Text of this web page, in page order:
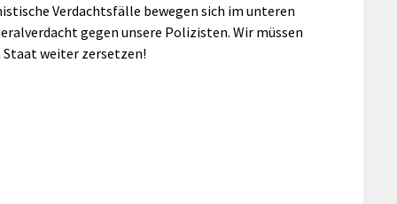
Verdachtsfälle bewegen sich im unteren
gegen unsere Polizisten. Wir müssen
Staat weiter zersetzen!